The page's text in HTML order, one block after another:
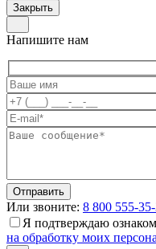
Закрыть
Напишите нам
Или звоните: 8 800 555-
Я подтверждаю
на обработку моих